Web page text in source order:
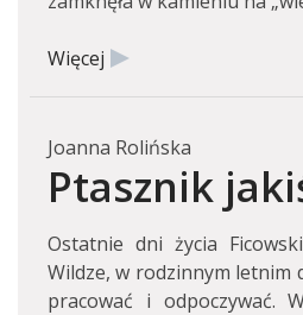
Więcej
Joanna Rolińska
Ptasznik
Ostatnie dni życia
Wildze, w rodzinnym letnim
pracować i odpoczywać.